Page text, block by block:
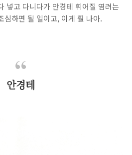
넣고 다니다가 안경테 휘어질 염려는
심하면 될 일이고, 이게 훨 나아.
안경테